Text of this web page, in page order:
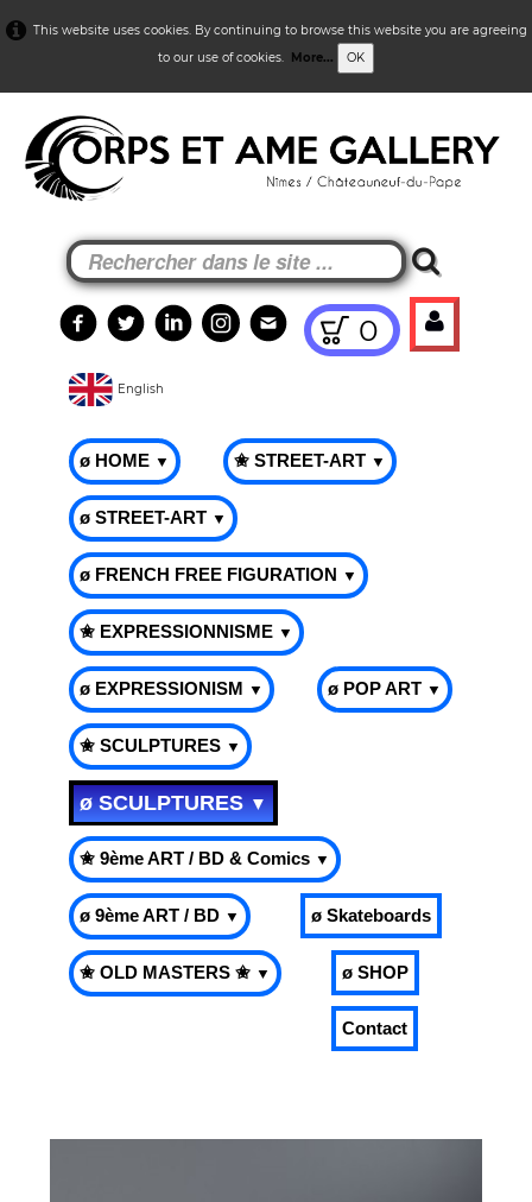
This website uses cookies. By continuing to browse this website you are agreeing
to our use of cookies. More... OK
0
English
ø HOME ▼ ✬ STREET-ART ▼
ø STREET-ART ▼
ø FRENCH FREE FIGURATION ▼
✬ EXPRESSIONNISME ▼
ø EXPRESSIONISM ▼ ø POP ART ▼
✬ SCULPTURES ▼
ø SCULPTURES▼
✬ 9ème ART / BD & Comics ▼
ø 9ème ART / BD ▼ ø Skateboards
✬ OLD MASTERS ✬ ▼ ø SHOP
Contact